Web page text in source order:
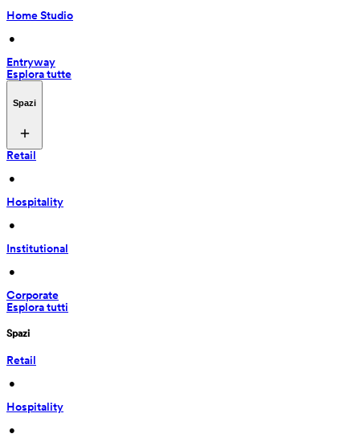
Home Studio
•
Entryway
Esplora tutte
Spazi
Retail
•
Hospitality
•
Institutional
•
Corporate
Esplora tutti
Spazi
Retail
•
Hospitality
•